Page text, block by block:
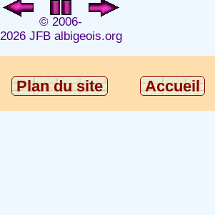
© 2006-
2026 JFB albigeois.org
Plan du site Accueil